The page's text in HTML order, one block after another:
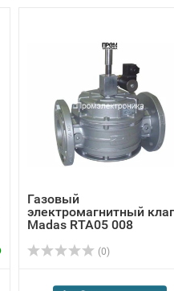
Газовый
электромагнитный
Madas RTA05 008
(0)